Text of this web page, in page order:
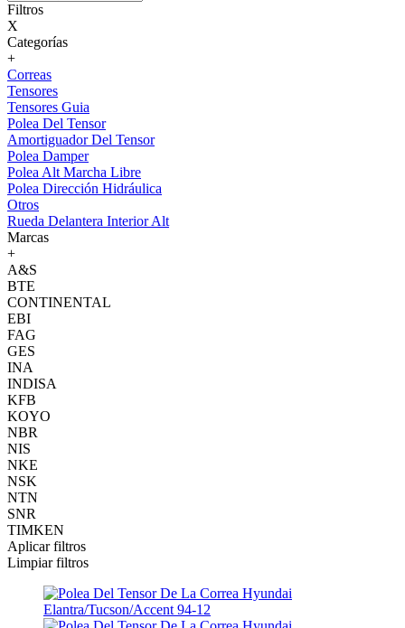
Filtros
X
Categorías
+
Correas
Tensores
Tensores Guia
Polea Del Tensor
Amortiguador Del Tensor
Polea Damper
Polea Alt Marcha Libre
Polea Dirección Hidráulica
Otros
Rueda Delantera Interior Alt
Marcas
+
A&S
BTE
CONTINENTAL
EBI
FAG
GES
INA
INDISA
KFB
KOYO
NBR
NIS
NKE
NSK
NTN
SNR
TIMKEN
Aplicar filtros
Limpiar filtros